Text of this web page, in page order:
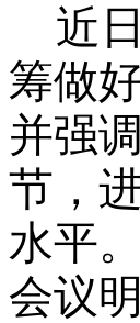
近
筹做
并强
节，
水平。
会议